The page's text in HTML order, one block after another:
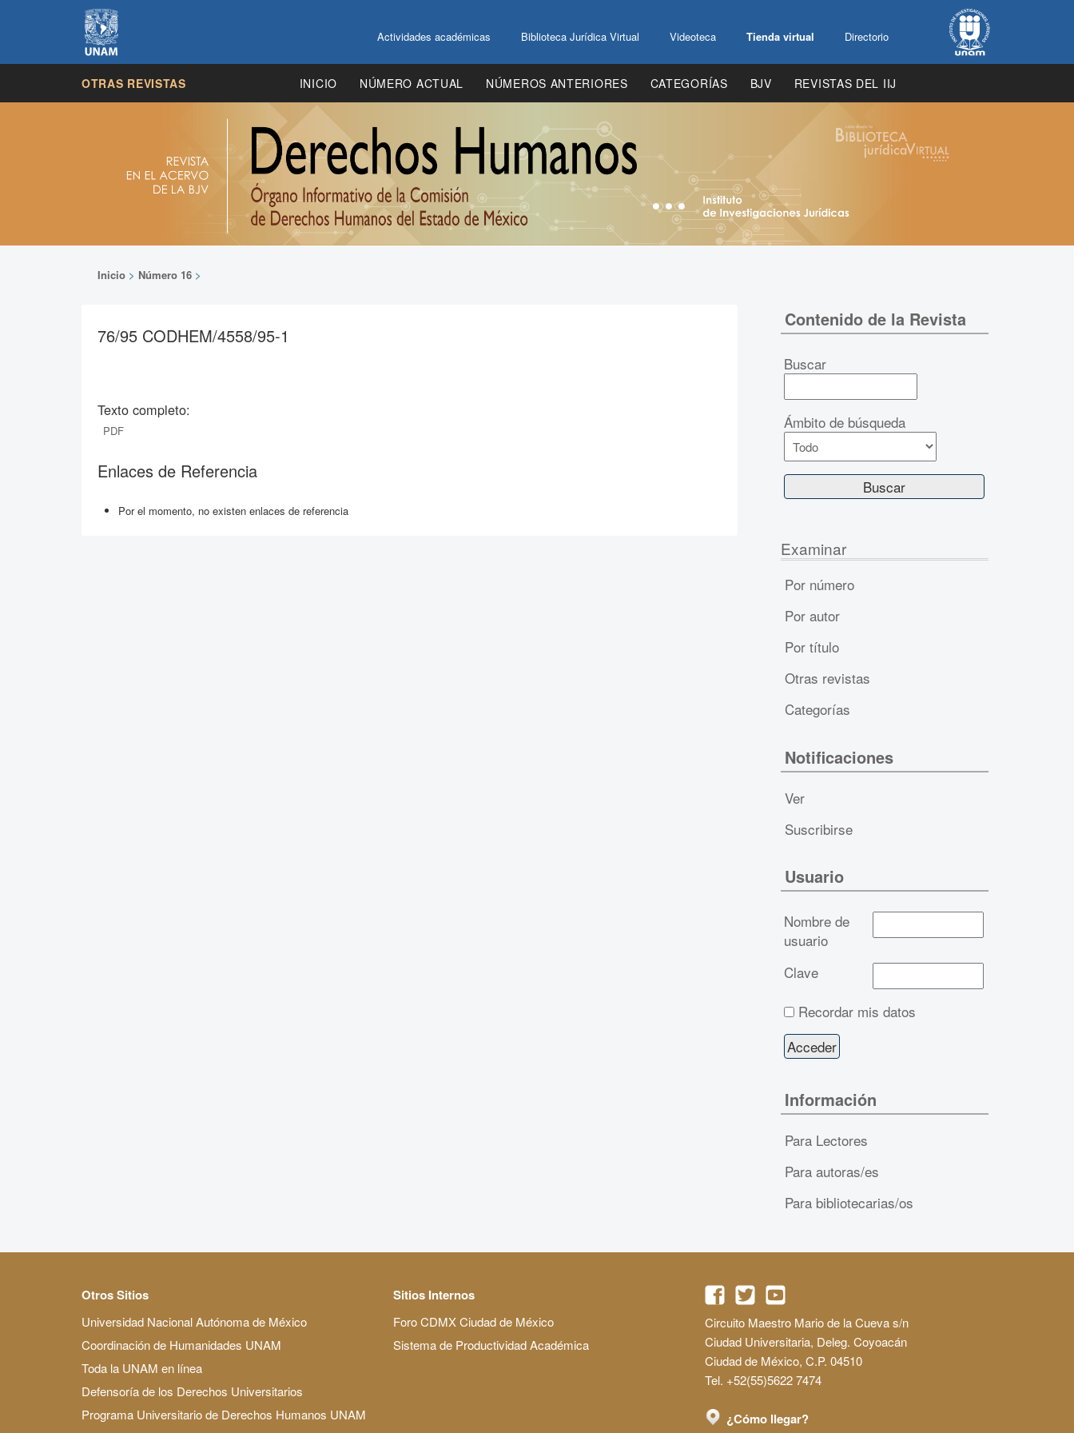
Actividades académicas Biblioteca Jurídica Virtual Videoteca Tienda virtual Directorio
OTRAS REVISTAS INICIO NÚMERO ACTUAL NÚMEROS ANTERIORES CATEGORÍAS BJV REVISTAS DEL IIJ
Inicio > Número 16 >
76/95 CODHEM/4558/95-1
Texto completo:
PDF
Enlaces de Referencia
Por el momento, no existen enlaces de referencia
Contenido de la Revista
Buscar
Ámbito de búsqueda
Examinar
Por número
Por autor
Por título
Otras revistas
Categorías
Notificaciones
Ver
Suscribirse
Usuario
Nombre de
usuario
Clave
Recordar mis datos
Información
Para Lectores
Para autoras/es
Para bibliotecarias/os
Otros Sitios
Universidad Nacional Autónoma de México
Coordinación de Humanidades UNAM
Toda la UNAM en línea
Defensoría de los Derechos Universitarios
Programa Universitario de Derechos Humanos UNAM
Sitios Internos
Foro CDMX Ciudad de México
Sistema de Productividad Académica
Circuito Maestro Mario de la Cueva s/n
Ciudad Universitaria, Deleg. Coyoacán
Ciudad de México, C.P. 04510
Tel. +52(55)5622 7474
¿Cómo llegar?